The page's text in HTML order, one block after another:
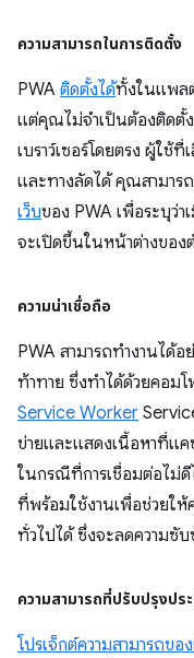
ความสามารถในการติดตั้ง
PWA ติดตั้งได้ทั้งในแพล
แต่คุณไม่จำเป็นต้องติดตั้ง
เบราว์เซอร์โดยตรง ผู้ใช้
และทางลัดได้ คุณสามาร
เว็บของ PWA เพื่อระบุว่
จะเปิดขึ้นในหน้าต่างของ
ความน่าเชื่อถือ
PWA สามารถทํางานได้
ท้าทาย ซึ่งทำได้ด้วยคอม
Service Worker
ข่ายและแสดงเนื้อหาที่แ
ในกรณีที่การเชื่อมต่อไม่ดี
ที่พร้อมใช้งานเพื่อช่วยใ
ทั่วไปได้ ซึ่งจะลดความซั
ความสามารถที่ปรับปรุงปร
โปรเจ็กต์ความสามารถของ